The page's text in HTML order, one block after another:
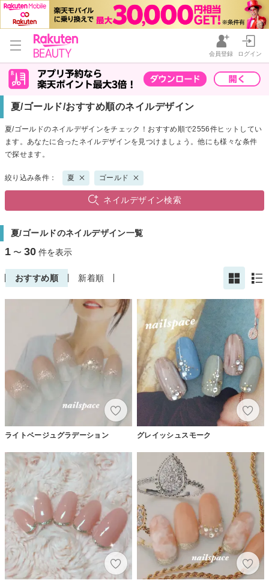
会員登録 ログイン
夏/ゴールド/おすすめ順のネイルデザイン
夏/ゴールドのネイルデザインをチェック！おすすめ順で2556件ヒットしてい
ます。あなたに合ったネイルデザインを見つけましょう。他にも様々な条件
で探せます。
絞り込み条件： 夏 ゴールド
ネイルデザイン検索
夏/ゴールドのネイルデザイン一覧
1 〜 30 件を表示
おすすめ順 新着順
ライトベージュグラデーション グレイッシュスモーク